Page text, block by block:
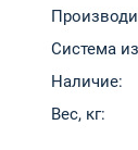
Система
Наличие:
Вес, кг: